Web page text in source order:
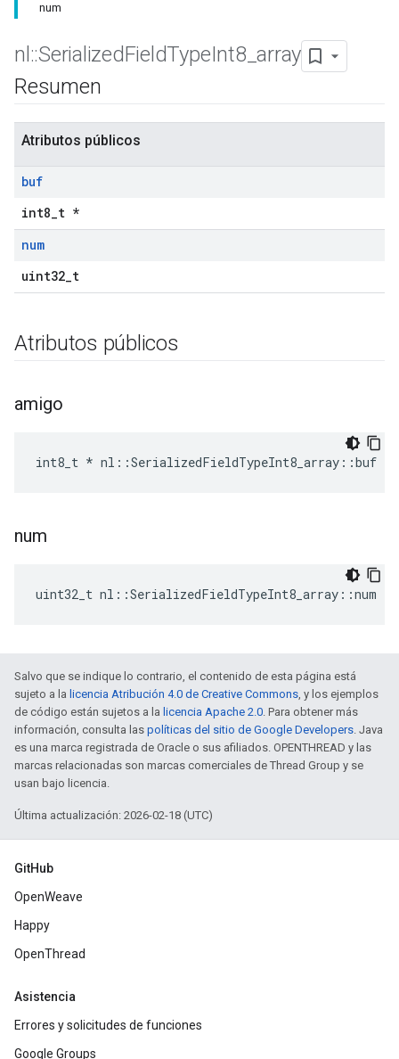
num
nl ::SerializedFieldTypeInt8 _array
Resumen
Atributos públicos
buf
int8_t *
num
uint32_t
Atributos públicos
amigo
int8_t * nl::SerializedFieldTypeInt8_array::buf
num
uint32_t nl::SerializedFieldTypeInt8_array::num
Salvo que se indique lo contrario, el contenido de esta página está
sujeto a la licencia Atribución 4.0 de Creative Commons, y los ejemplos
de código están sujetos a la licencia Apache 2.0. Para obtener más
información, consulta las políticas del sitio de Google Developers. Java
es una marca registrada de Oracle o sus afiliados. OPENTHREAD y las
marcas relacionadas son marcas comerciales de Thread Group y se
usan bajo licencia.
Última actualización: 2026-02-18 (UTC)
GitHub
OpenWeave
Happy
OpenThread
Asistencia
Errores y solicitudes de funciones
Google Groups